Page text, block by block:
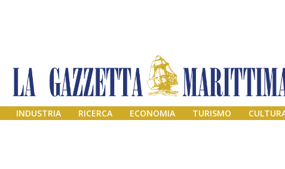
INDUSTRIA RICERCA ECONOMIA TURISMO